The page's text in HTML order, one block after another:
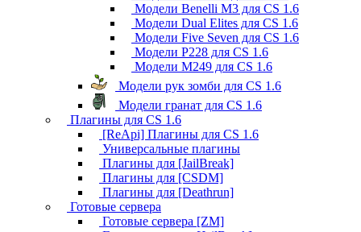
Модели Benelli M3 для CS 1.6
Модели Dual Elites для CS 1.6
Модели Five Seven для CS 1.6
Модели P228 для CS 1.6
Модели M249 для CS 1.6
Модели рук зомби для CS 1.6
Модели гранат для CS 1.6
Плагины для CS 1.6
[ReApi] Плагины для CS 1.6
Универсальные плагины
Плагины для [JailBreak]
Плагины для [CSDM]
Плагины для [Deathrun]
Готовые сервера
Готовые сервера [ZM]